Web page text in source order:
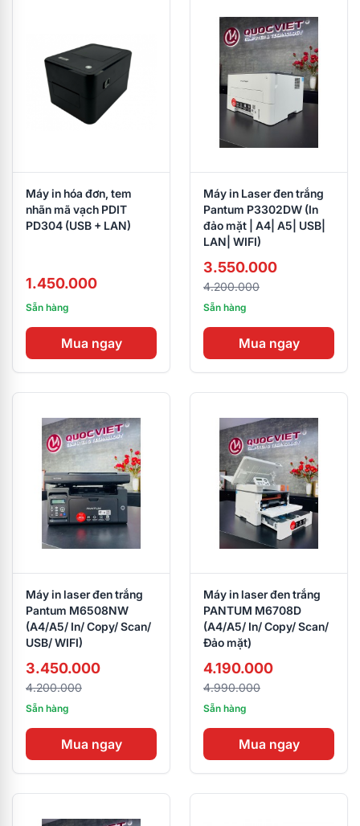
Máy in hóa đơn, tem
nhãn mã vạch PDIT
PD304 (USB + LAN)
1.450.000
Sẵn hàng
Mua ngay
Máy in Laser đen trắng
Pantum P3302DW (In
đảo mặt | A4| A5| USB|
LAN| WIFI)
3.550.000
4.200.000
Sẵn hàng
Mua ngay
Máy in laser đen trắng
Pantum M6508NW
(A4/A5/ In/ Copy/ Scan/
USB/ WIFI)
3.450.000
4.200.000
Sẵn hàng
Mua ngay
Máy in laser đen trắng
PANTUM M6708D
(A4/A5/ In/ Copy/ Scan/
Đảo mặt)
4.190.000
4.990.000
Sẵn hàng
Mua ngay